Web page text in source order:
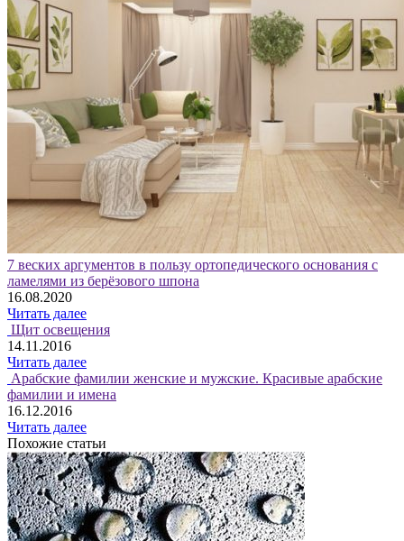
7 веских аргументов в пользу ортопедического основания с
ламелями из берёзового шпона
16.08.2020
Читать далее
Щит освещения
14.11.2016
Читать далее
Арабские фамилии женские и мужские. Красивые арабские
фамилии и имена
16.12.2016
Читать далее
Похожие статьи